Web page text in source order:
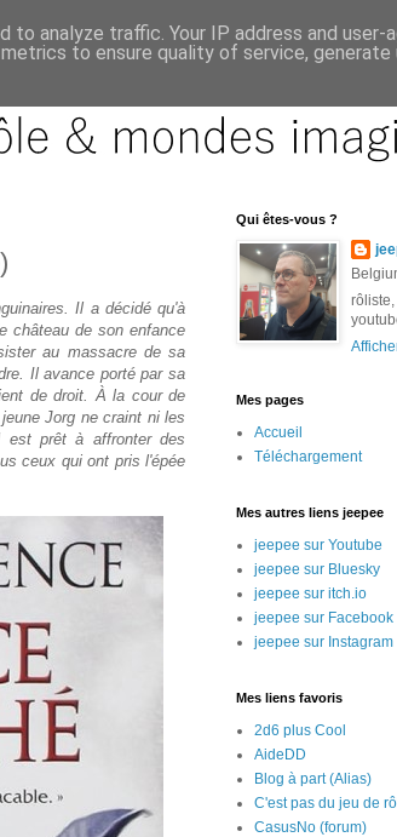
Il a décidé qu'à
château de son enfance
au massacre de sa
Il avance porté par sa
de droit. À la cour de
Jorg ne craint ni les
est prêt à affronter des
ceux qui ont pris l'épée
Qui êtes-vous ?
Mes pages
Accueil
Téléchargement
Mes autres liens jeepee
jeepee sur Youtube
jeepee sur Bluesky
jeepee sur itch.io
jeepee sur Facebook
jeepee sur Instagram
Mes liens favoris
2d6 plus Cool
AideDD
Blog à part (Alias)
C'est pas du jeu de
CasusNo (forum)
analyze traffic. Your IP address and user-
to ensure quality of service, generate